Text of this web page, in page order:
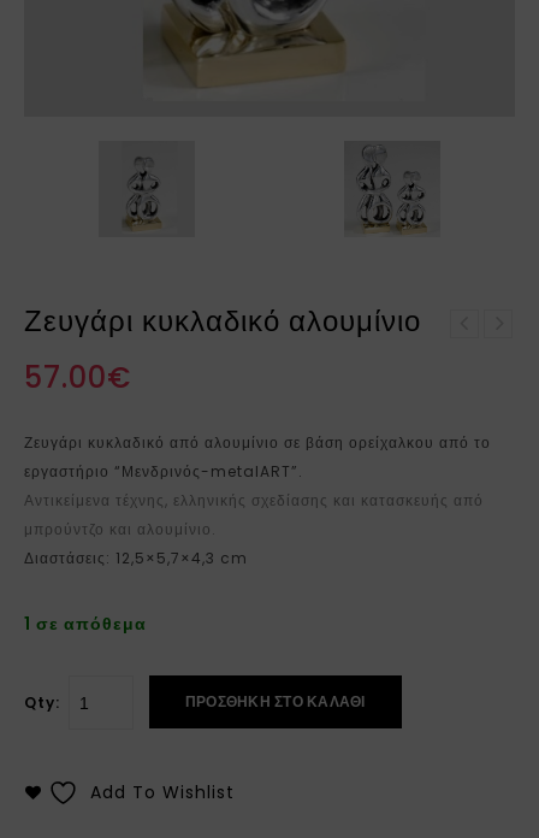
Ζευγάρι κυκλαδικό αλουμίνιο
57.00€
Ζευγάρι κυκλαδικό από αλουμίνιο σε βάση ορείχαλκου από το
εργαστήριο “Μενδρινός-metalART”.
Αντικείμενα τέχνης, ελληνικής σχεδίασης και κατασκευής από
μπρούντζο και αλουμίνιο.
Διαστάσεις: 12,5×5,7×4,3 cm
1 σε απόθεμα
Qty: ΠΡΟΣΘΉΚΗ ΣΤΟ ΚΑΛΆΘΙ
Add To Wishlist